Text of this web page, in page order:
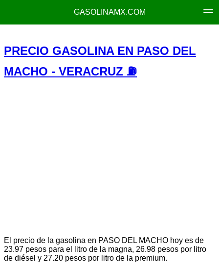
GASOLINAMX.COM
PRECIO GASOLINA EN PASO DEL
MACHO - VERACRUZ ⛽
El precio de la gasolina en PASO DEL MACHO hoy es de
23.97 pesos para el litro de la magna, 26.98 pesos por litro
de diésel y 27.20 pesos por litro de la premium.